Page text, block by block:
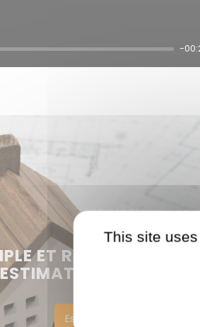
-
ESTIMATION
ET RAPIDE :
ESTIMATION DE VOTRE
Estimer votre bien
This site